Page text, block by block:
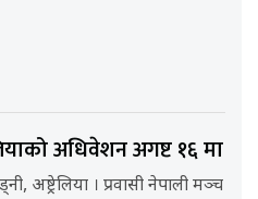
अधिवेशन अगष्ट १६ मा
अष्ट्रेलिया । प्रवासी नेपाली मञ्च